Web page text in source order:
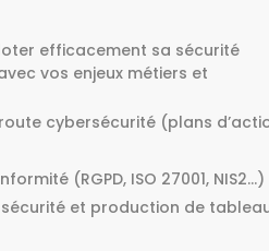
efficacement sa sécurité
vos enjeux métiers et
cybersécurité (plans
(RGPD, ISO 27001, NIS2…)
et production de